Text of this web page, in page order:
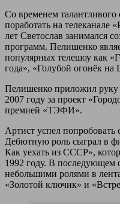
Со временем талантливого
поработать на телеканале
лет Светослав занимался
программ. Пелишенко
популярных телешоу как
года», «Голубой огонёк
Пелишенко приложил
2007 году за проект
премией «ТЭФИ».
Артист успел попробовать
Дебютную роль сыграл в
Как уехать из СССР»,
1992 году. В последующем
небольшими ролями в
«Золотой ключик» и